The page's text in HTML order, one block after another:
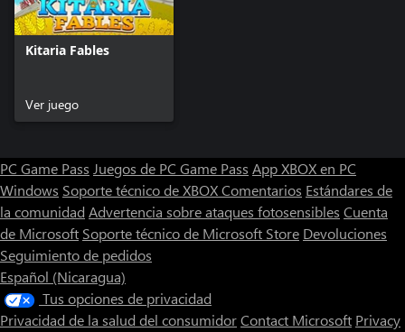
Kitaria Fables
Ver juego
PC Game Pass Juegos de PC Game Pass App XBOX en PC
Windows Soporte técnico de XBOXComentarios Estándares de
la comunidad Advertencia sobre ataques fotosensibles Cuenta
de Microsoft Soporte técnico de Microsoft Store Devoluciones
Seguimiento de pedidos
Español (Nicaragua)
Tus opciones de privacidad
Privacidad de la salud del consumidorContact Microsoft Privacy